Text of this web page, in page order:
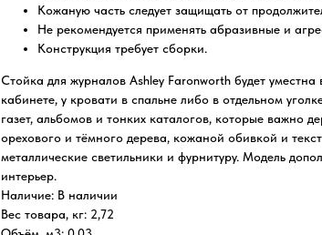
Кожаную часть следует защищать от
Не рекомендуется применять абразивные и
Конструкция требует сборки.
Стойка для журналов Ashley Faronworth будет
кабинете, у кровати в спальне либо в отдельном
газет, альбомов и тонких каталогов, которые важно
орехового и тёмного дерева, кожаной обивкой и
металлические светильники и фурнитуру. Модель
интерьер.
Наличие: В наличии
Вес товара, кг: 2,72